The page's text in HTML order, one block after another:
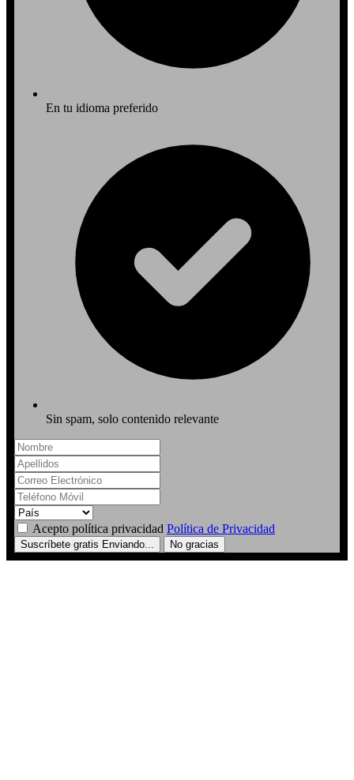
En tu idioma preferido
Sin spam, solo contenido relevante
Acepto política privacidad Política de Privacidad
Suscríbete gratis Enviando... No gracias